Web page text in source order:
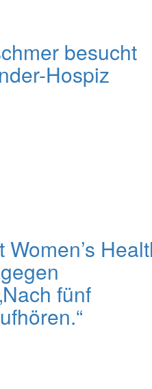
besucht
Hospiz
fünf